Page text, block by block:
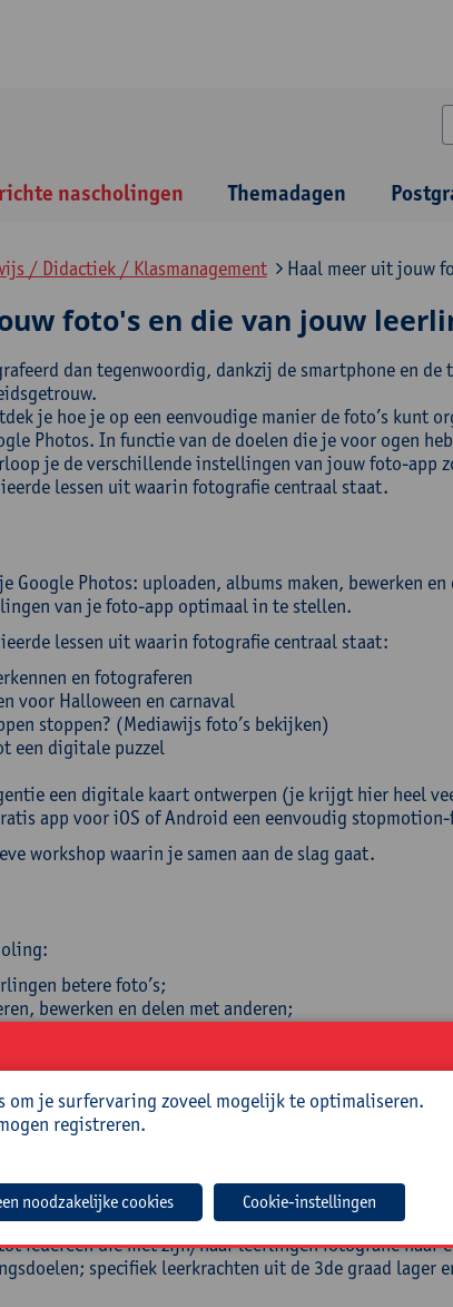
nascholingen Themadagen
/ Didactiek / Klasmanagement Haal meer uit jouw
foto's en die van jouw
dan tegenwoordig, dankzij de smartphone en
je hoe je op een eenvoudige manier de foto’s kunt
Photos. In functie van de doelen die je voor ogen
je de verschillende instellingen van jouw foto-app
lessen uit waarin fotografie centraal staat.
Google Photos: uploaden, albums maken, bewerken
van je foto-app optimaal in te stellen.
lessen uit waarin fotografie centraal staat:
en fotograferen
voor Halloween en carnaval
stoppen? (Mediawijs foto’s bekijken)
een digitale puzzel
een digitale kaart ontwerpen (je krijgt hier heel
app voor iOS of Android een eenvoudig
workshop waarin je samen aan de slag gaat.
betere foto’s;
bewerken en delen met anderen;
van gevarieerde en creatieve lesideeën met
fotobewerking, bijvoorbeeld een 'special effect'
om eigen ideeën en informatie (creatief) vorm te
en zet je dit in bij het eigen spelen en leren en
en reflecterende houding t.o.v. de eigen en
iedereen die met zijn/haar leerlingen fotografie naar
specifiek leerkrachten uit de 3de graad lager
om je surfervaring zoveel mogelijk te optimaliseren.
registreren.
Cookie-instellingen